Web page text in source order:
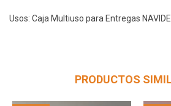
Usos: Caja Multiuso para Entregas
PRODUCTOS